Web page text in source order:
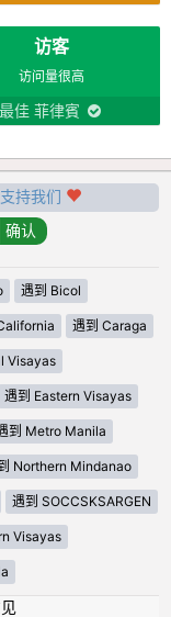
访客
访问量很高
最佳 菲律賓
持我们
遇到 Bicol
遇到 Caraga
Visayas
遇到 Eastern Visayas
到 Metro Manila
Northern Mindanao
遇到 SOCCSKSARGEN
Visayas